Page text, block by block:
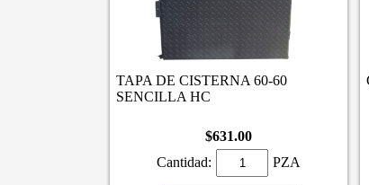
TAPA DE CISTERNA 60-60
SENCILLA HC
$631.00
Cantidad:
PZA